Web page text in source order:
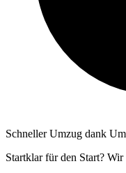
Schneller Umzug dank
Startklar für den Start? Wir